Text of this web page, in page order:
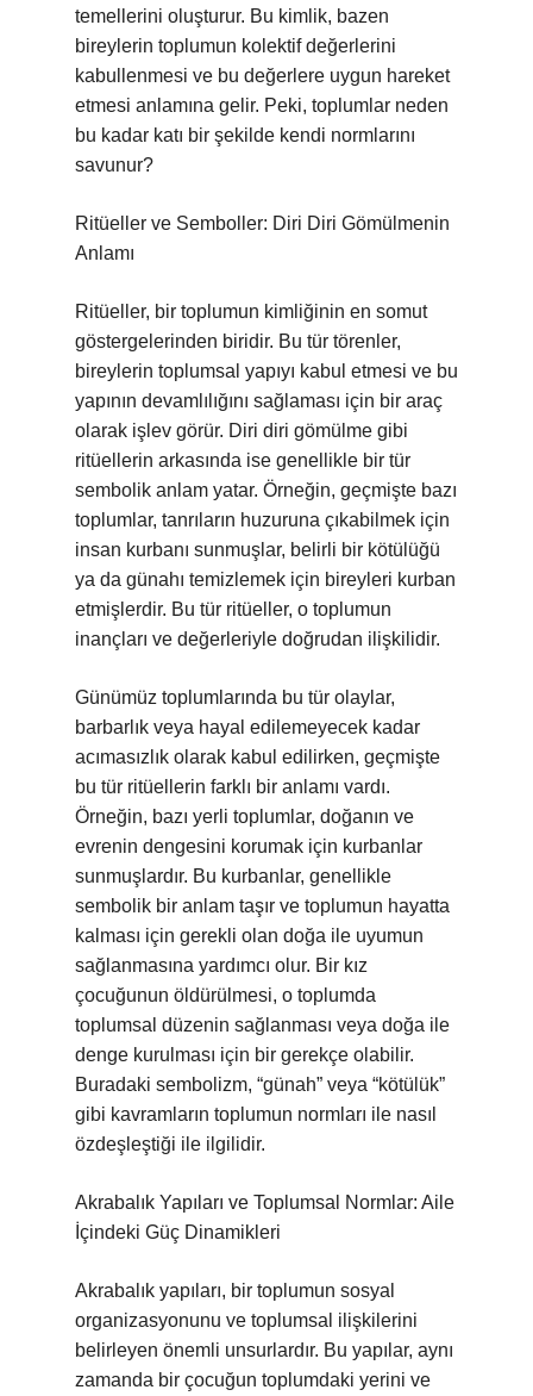
temellerini oluşturur. Bu kimlik, bazen
bireylerin toplumun kolektif değerlerini
kabullenmesi ve bu değerlere uygun hareket
etmesi anlamına gelir. Peki, toplumlar neden
bu kadar katı bir şekilde kendi normlarını
savunur?
Ritüeller ve Semboller: Diri Diri Gömülmenin
Anlamı
Ritüeller, bir toplumun kimliğinin en somut
göstergelerinden biridir. Bu tür törenler,
bireylerin toplumsal yapıyı kabul etmesi ve bu
yapının devamlılığını sağlaması için bir araç
olarak işlev görür. Diri diri gömülme gibi
ritüellerin arkasında ise genellikle bir tür
sembolik anlam yatar. Örneğin, geçmişte bazı
toplumlar, tanrıların huzuruna çıkabilmek için
insan kurbanı sunmuşlar, belirli bir kötülüğü
ya da günahı temizlemek için bireyleri kurban
etmişlerdir. Bu tür ritüeller, o toplumun
inançları ve değerleriyle doğrudan ilişkilidir.
Günümüz toplumlarında bu tür olaylar,
barbarlık veya hayal edilemeyecek kadar
acımasızlık olarak kabul edilirken, geçmişte
bu tür ritüellerin farklı bir anlamı vardı.
Örneğin, bazı yerli toplumlar, doğanın ve
evrenin dengesini korumak için kurbanlar
sunmuşlardır. Bu kurbanlar, genellikle
sembolik bir anlam taşır ve toplumun hayatta
kalması için gerekli olan doğa ile uyumun
sağlanmasına yardımcı olur. Bir kız
çocuğunun öldürülmesi, o toplumda
toplumsal düzenin sağlanması veya doğa ile
denge kurulması için bir gerekçe olabilir.
Buradaki sembolizm, “günah” veya “kötülük”
gibi kavramların toplumun normları ile nasıl
özdeşleştiği ile ilgilidir.
Akrabalık Yapıları ve Toplumsal Normlar: Aile
İçindeki Güç Dinamikleri
Akrabalık yapıları, bir toplumun sosyal
organizasyonunu ve toplumsal ilişkilerini
belirleyen önemli unsurlardır. Bu yapılar, aynı
zamanda bir çocuğun toplumdaki yerini ve